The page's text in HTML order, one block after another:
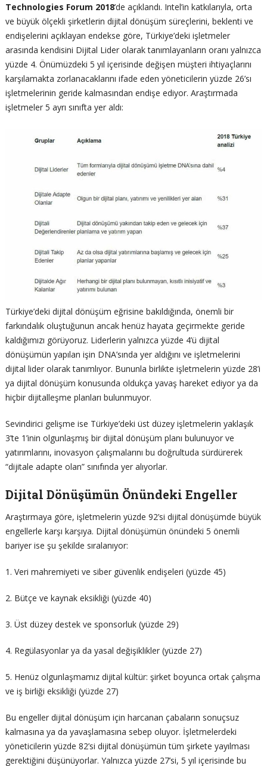
Technologies Forum 2018’de açıklandı. Intel’in katkılarıyla, orta
ve büyük ölçekli şirketlerin dijital dönüşüm süreçlerini, beklenti ve
endişelerini açıklayan endekse göre, Türkiye’deki işletmeler
arasında kendisini Dijital Lider olarak tanımlayanların oranı yalnızca
yüzde 4. Önümüzdeki 5 yıl içerisinde değişen müşteri ihtiyaçlarını
karşılamakta zorlanacaklarını ifade eden yöneticilerin yüzde 26’sı
işletmelerinin geride kalmasından endişe ediyor. Araştırmada
işletmeler 5 ayrı sınıfta yer aldı:
Türkiye’deki dijital dönüşüm eğrisine bakıldığında, önemli bir
farkındalık oluştuğunun ancak henüz hayata geçirmekte geride
kaldığımızı görüyoruz. Liderlerin yalnızca yüzde 4’ü dijital
dönüşümün yapılan işin DNA’sında yer aldığını ve işletmelerini
dijital lider olarak tanımlıyor. Bununla birlikte işletmelerin yüzde 28’i
ya dijital dönüşüm konusunda oldukça yavaş hareket ediyor ya da
hiçbir dijitalleşme planları bulunmuyor.
Sevindirici gelişme ise Türkiye’deki üst düzey işletmelerin yaklaşık
3’te 1’inin olgunlaşmış bir dijital dönüşüm planı bulunuyor ve
yatırımlarını, inovasyon çalışmalarını bu doğrultuda sürdürerek
“dijitale adapte olan” sınıfında yer alıyorlar.
Dijital Dönüşümün Önündeki Engeller
Araştırmaya göre, işletmelerin yüzde 92’si dijital dönüşümde büyük
engellerle karşı karşıya. Dijital dönüşümün önündeki 5 önemli
bariyer ise şu şekilde sıralanıyor:
1. Veri mahremiyeti ve siber güvenlik endişeleri (yüzde 45)
2. Bütçe ve kaynak eksikliği (yüzde 40)
3. Üst düzey destek ve sponsorluk (yüzde 29)
4. Regülasyonlar ya da yasal değişiklikler (yüzde 27)
5. Henüz olgunlaşmamız dijital kültür: şirket boyunca ortak çalışma
ve iş birliği eksikliği (yüzde 27)
Bu engeller dijital dönüşüm için harcanan çabaların sonuçsuz
kalmasına ya da yavaşlamasına sebep oluyor. İşletmelerdeki
yöneticilerin yüzde 82’si dijital dönüşümün tüm şirkete yayılması
gerektiğini düşünüyorlar. Yalnızca yüzde 27’si, 5 yıl içerisinde bu